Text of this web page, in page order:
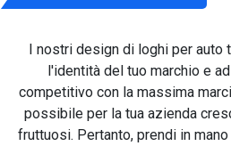
I nostri design di loghi per auto
l'identità del tuo marchio e
competitivo con la massima
possibile per la tua azienda
fruttuosi. Pertanto, prendi in